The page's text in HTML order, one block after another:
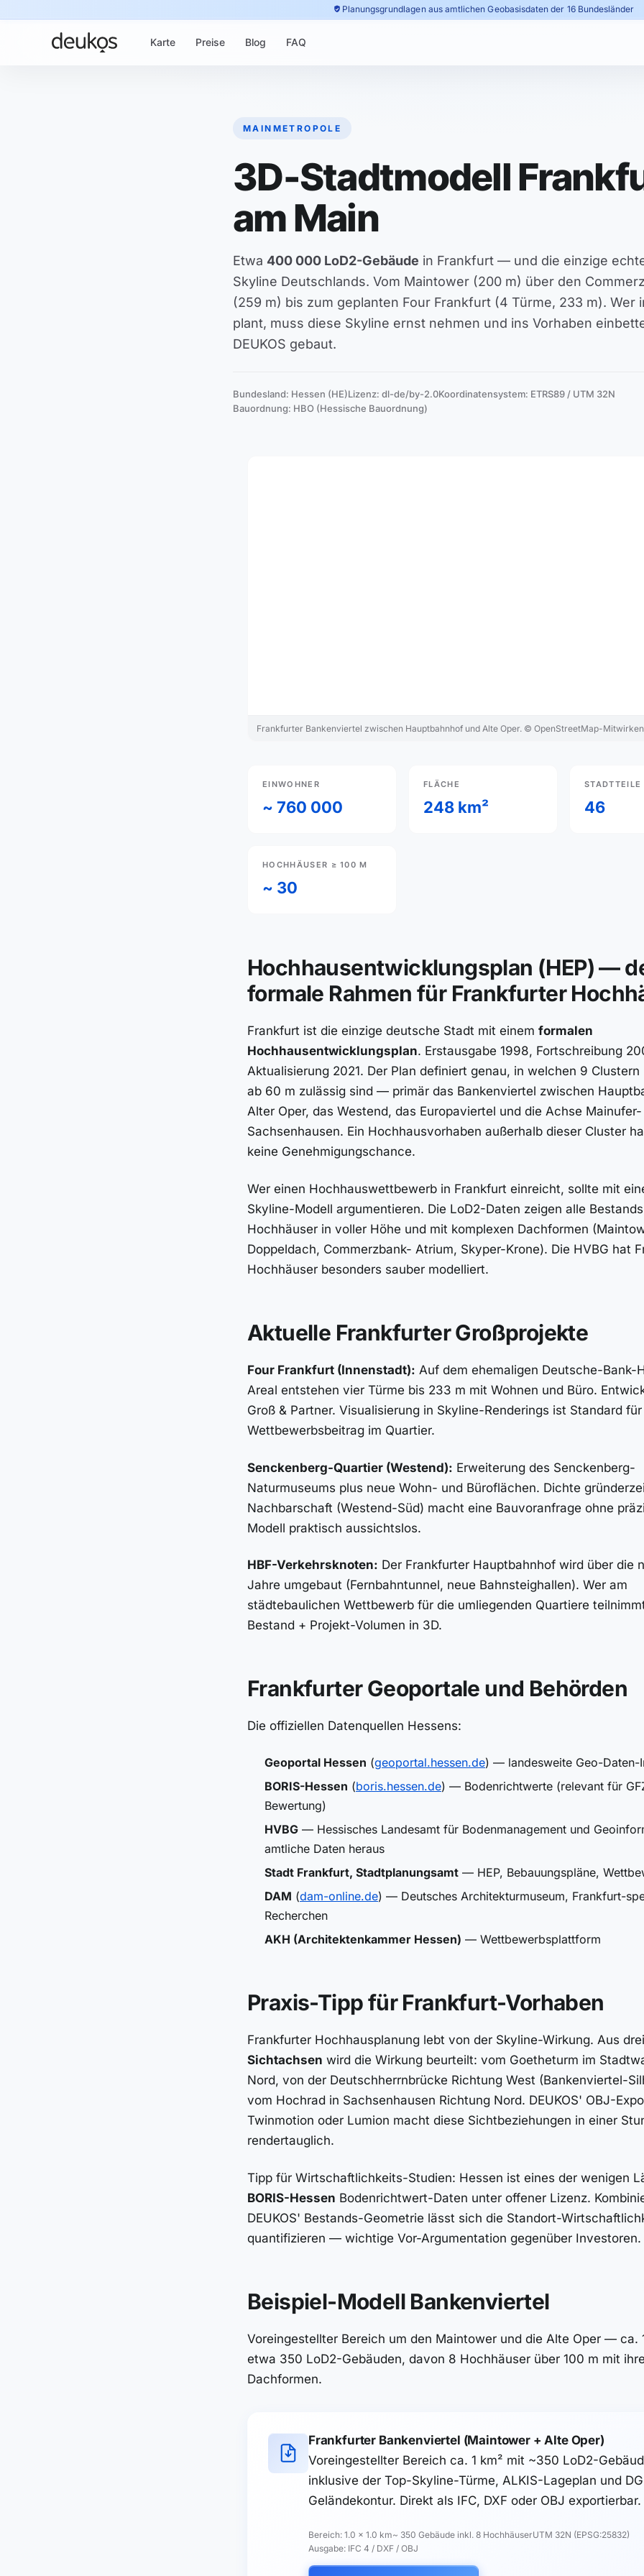
Planungsgrundlagen aus amtlichen Geobasisdaten der 16 Bundesländer
Karte Preise Blog FAQ
MAINMETROPOLE
3D-Stadtmodell
am Main
Etwa 400 000 LoD2-Gebäude in Frankfurt — und die einzige
Skyline Deutschlands. Vom Maintower (200 m) über den
(259 m) bis zum geplanten Four Frankfurt (4 Türme, 233 m). Wer
plant, muss diese Skyline ernst nehmen und ins Vorhaben
DEUKOS gebaut.
Bundesland: Hessen (HE)Lizenz: dl-de/by-2.0Koordinatensystem: ETRS89 / UTM 32N
Bauordnung: HBO (Hessische Bauordnung)
Frankfurter Bankenviertel zwischen Hauptbahnhof und Alte Oper. © OpenStreetMap-
EINWOHNER
~ 760 000
FLÄCHE
248 km²
STADTTEILE
46
HOCHHÄUSER ≥ 100 M
~ 30
Hochhausentwicklungsplan (HEP) —
formale Rahmen für Frankfurter
Frankfurt ist die einzige deutsche Stadt mit einem formalen
Hochhausentwicklungsplan. Erstausgabe 1998, Fortschreibung
Aktualisierung 2021. Der Plan definiert genau, in welchen 9
ab 60 m zulässig sind — primär das Bankenviertel zwischen
Alter Oper, das Westend, das Europaviertel und die Achse Mainufer-
Sachsenhausen. Ein Hochhausvorhaben außerhalb dieser Cluster
keine Genehmigungschance.
Wer einen Hochhauswettbewerb in Frankfurt einreicht, sollte mit
Skyline-Modell argumentieren. Die LoD2-Daten zeigen alle
Hochhäuser in voller Höhe und mit komplexen Dachformen
Doppeldach, Commerzbank- Atrium, Skyper-Krone). Die HVBG hat
Hochhäuser besonders sauber modelliert.
Aktuelle Frankfurter Großprojekte
Four Frankfurt (Innenstadt): Auf dem ehemaligen Deutsche-Bank-
Areal entstehen vier Türme bis 233 m mit Wohnen und Büro.
Groß & Partner. Visualisierung in Skyline-Renderings ist Standard
Wettbewerbsbeitrag im Quartier.
Senckenberg-Quartier (Westend): Erweiterung des Senckenberg-
Naturmuseums plus neue Wohn- und Büroflächen. Dichte
Nachbarschaft (Westend-Süd) macht eine Bauvoranfrage ohne
Modell praktisch aussichtslos.
HBF-Verkehrsknoten: Der Frankfurter Hauptbahnhof wird über die
Jahre umgebaut (Fernbahntunnel, neue Bahnsteighallen). Wer am
städtebaulichen Wettbewerb für die umliegenden Quartiere
Bestand + Projekt-Volumen in 3D.
Frankfurter Geoportale und Behörden
Die offiziellen Datenquellen Hessens:
Geoportal Hessen (geoportal.hessen.de) — landesweite Geo-Daten-
BORIS-Hessen (boris.hessen.de) — Bodenrichtwerte (relevant für
Bewertung)
HVBG — Hessisches Landesamt für Bodenmanagement und
amtliche Daten heraus
Stadt Frankfurt, Stadtplanungsamt — HEP, Bebauungspläne,
DAM (dam-online.de) — Deutsches Architekturmuseum, Frankfurt-
Recherchen
AKH (Architektenkammer Hessen) — Wettbewerbsplattform
Praxis-Tipp für Frankfurt-Vorhaben
Frankfurter Hochhausplanung lebt von der Skyline-Wirkung. Aus
Sichtachsen wird die Wirkung beurteilt: vom Goetheturm im
Nord, von der Deutschherrnbrücke Richtung West (Bankenviertel-
vom Hochrad in Sachsenhausen Richtung Nord. DEUKOS' OBJ-
Twinmotion oder Lumion macht diese Sichtbeziehungen in einer
rendertauglich.
Tipp für Wirtschaftlichkeits-Studien: Hessen ist eines der wenigen
BORIS-Hessen Bodenrichtwert-Daten unter offener Lizenz.
DEUKOS' Bestands-Geometrie lässt sich die Standort-
quantifizieren — wichtige Vor-Argumentation gegenüber Investoren.
Beispiel-Modell Bankenviertel
Voreingestellter Bereich um den Maintower und die Alte Oper — ca.
etwa 350 LoD2-Gebäuden, davon 8 Hochhäuser über 100 m mit
Dachformen.
Frankfurter Bankenviertel (Maintower + Alte Oper)
Voreingestellter Bereich ca. 1 km² mit ~350 LoD2-
inklusive der Top-Skyline-Türme, ALKIS-Lageplan und
Geländekontur. Direkt als IFC, DXF oder OBJ exportierbar.
Bereich: 1.0 × 1.0 km~ 350 Gebäude inkl. 8 HochhäuserUTM 32N (EPSG:25832)
Ausgabe: IFC 4 / DXF / OBJ